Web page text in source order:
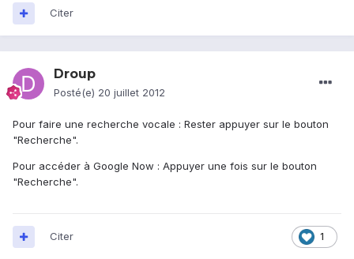
Citer
Droup
Posté(e) 20 juillet 2012
Pour faire une recherche vocale : Rester appuyer sur le bouton
"Recherche".
Pour accéder à Google Now : Appuyer une fois sur le bouton
"Recherche".
1
Citer